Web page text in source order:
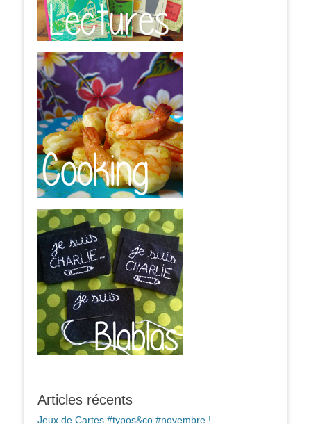
Articles récents
Jeux de Cartes #typos&co #novembre !